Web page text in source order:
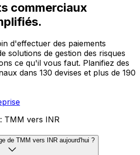
commerciaux
d'effectuer des paiements
solutions de gestion des risques
ce qu'il vous faut. Planifiez des
dans 130 devises et plus de 190
TMM vers INR
de TMM vers INR aujourd'hui ?